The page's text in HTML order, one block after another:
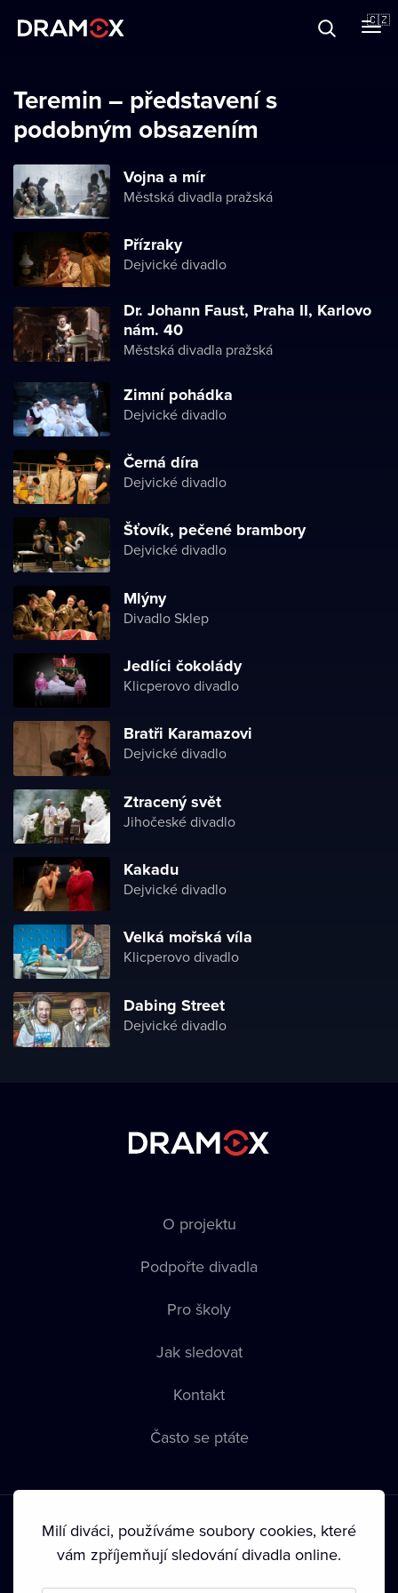
🇨🇿
Registrujte se
Teremin – představení s
podobným obsazením
Vojna a mír
Městská divadla pražská
Přízraky
Dejvické divadlo
Dr. Johann Faust, Praha II, Karlovo
nám. 40
Městská divadla pražská
Zimní pohádka
Dejvické divadlo
Černá díra
Dejvické divadlo
Šťovík, pečené brambory
Dejvické divadlo
Mlýny
Divadlo Sklep
Jedlíci čokolády
Klicperovo divadlo
Bratři Karamazovi
Dejvické divadlo
Ztracený svět
Jihočeské divadlo
Kakadu
Dejvické divadlo
Velká mořská víla
Klicperovo divadlo
Dabing Street
Dejvické divadlo
O projektu
Podpořte divadla
Pro školy
Jak sledovat
Kontakt
Často se ptáte
Milí diváci, používáme soubory cookies, které
vám zpříjemňují sledování divadla online.